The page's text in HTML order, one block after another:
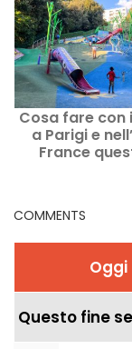
Cosa fare con
a Parigi e
France
COMMENTS
Oggi
Questo fine